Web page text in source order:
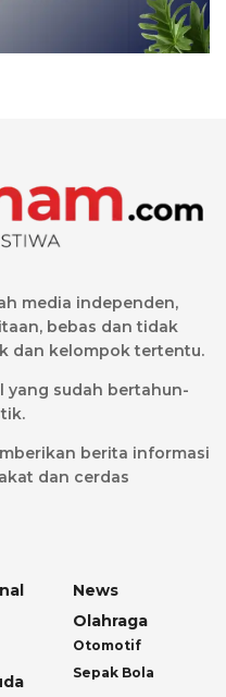
media independen,
bebas dan tidak
dan kelompok tertentu.
yang sudah bertahun-
berita informasi
dan cerdas
News
Olahraga
Otomotif
Sepak Bola